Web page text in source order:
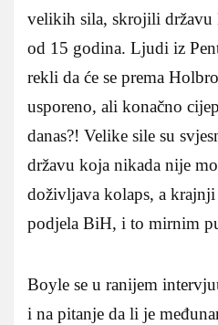
velikih sila, skrojili državu
od 15 godina. Ljudi iz
rekli da će se prema
usporeno, ali konačno
danas?! Velike sile su
državu koja nikada nije
doživljava kolaps, a
podjela BiH, i to mirnim
Boyle se u ranijem
i na pitanje da li je